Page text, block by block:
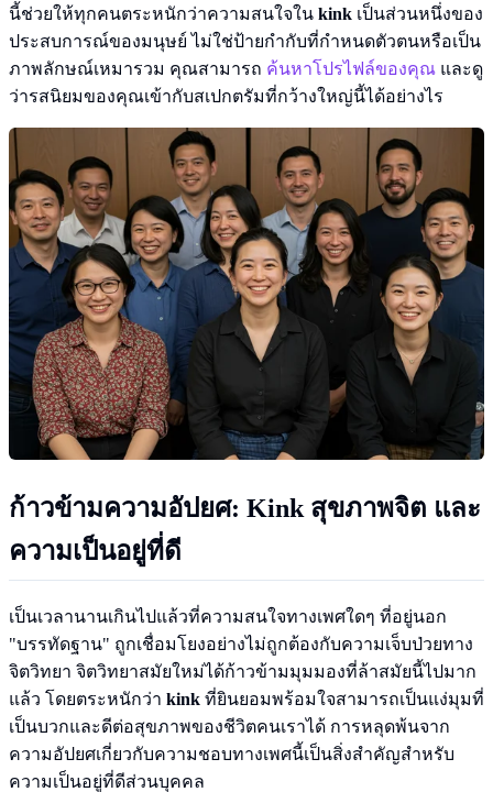
นี้ช่วยให้ทุกคนตระหนักว่าความสนใจใน kink เป็นส่วนหนึ่งของ
ประสบการณ์ของมนุษย์ ไม่ใช่ป้ายกำกับที่กำหนดตัวตนหรือเป็น
ภาพลักษณ์เหมารวม คุณสามารถ ค้นหาโปรไฟล์ของคุณ และดู
ว่ารสนิยมของคุณเข้ากับสเปกตรัมที่กว้างใหญ่นี้ได้อย่างไร
ก้าวข้ามความอัปยศ: Kink สุขภาพจิต และ
ความเป็นอยู่ที่ดี
เป็นเวลานานเกินไปแล้วที่ความสนใจทางเพศใดๆ ที่อยู่นอก
"บรรทัดฐาน" ถูกเชื่อมโยงอย่างไม่ถูกต้องกับความเจ็บป่วยทาง
จิตวิทยา จิตวิทยาสมัยใหม่ได้ก้าวข้ามมุมมองที่ล้าสมัยนี้ไปมาก
แล้ว โดยตระหนักว่า kink ที่ยินยอมพร้อมใจสามารถเป็นแง่มุมที่
เป็นบวกและดีต่อสุขภาพของชีวิตคนเราได้ การหลุดพ้นจาก
ความอัปยศเกี่ยวกับความชอบทางเพศนี้เป็นสิ่งสำคัญสำหรับ
ความเป็นอยู่ที่ดีส่วนบุคคล